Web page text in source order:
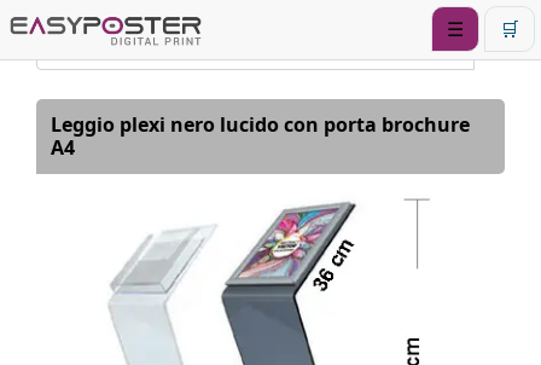
☰ 🛒
Leggio plexi nero lucido con porta brochure
A4